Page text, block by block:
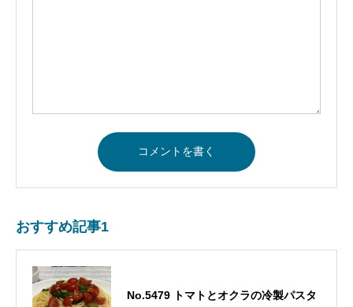
おすすめ記事1
No.5479 トマトとオクラの冷製パスタ